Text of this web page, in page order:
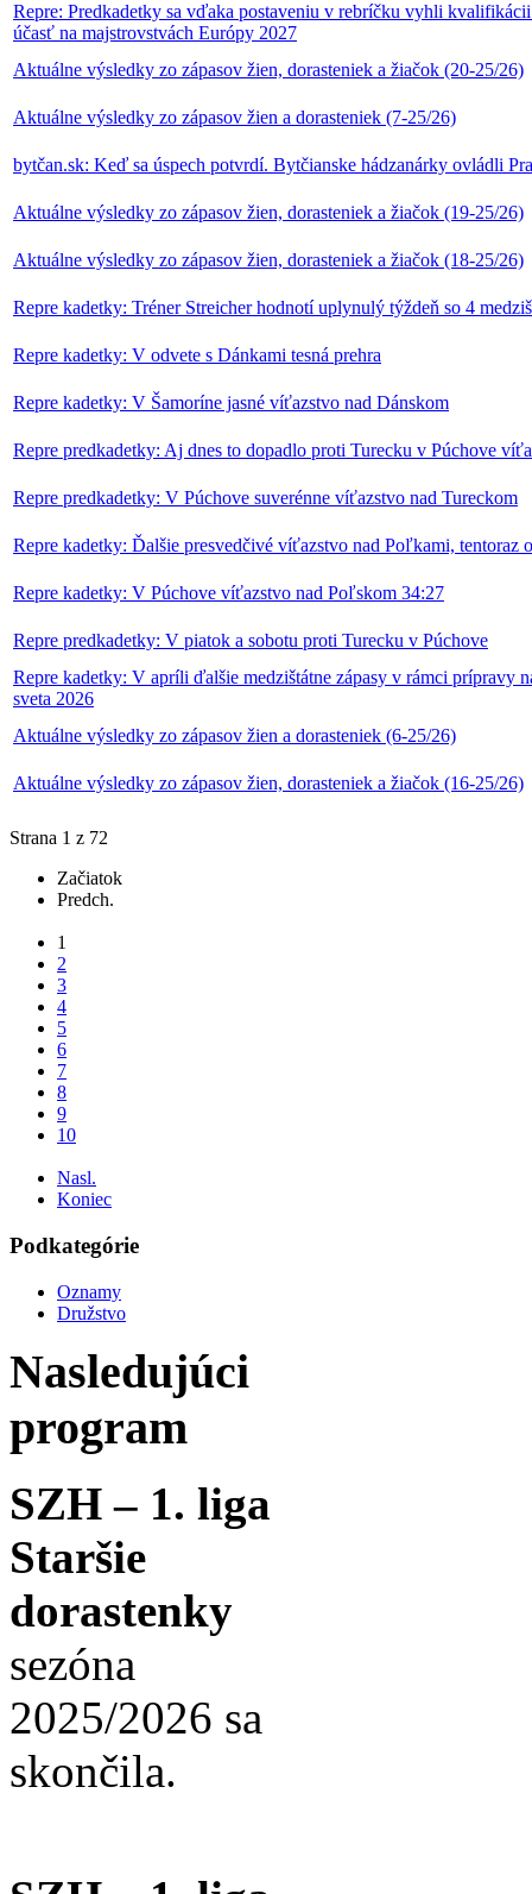
Repre: Predkadetky sa vďaka postaveniu v rebríčku vyhli
účasť na majstrovstvách Európy 2027
Aktuálne výsledky zo zápasov žien, dorasteniek a žiačok (20-25/26)
Aktuálne výsledky zo zápasov žien a dorasteniek (7-25/26)
bytčan.sk: Keď sa úspech potvrdí. Bytčianske hádzanárky ovládli
Aktuálne výsledky zo zápasov žien, dorasteniek a žiačok (19-25/26)
Aktuálne výsledky zo zápasov žien, dorasteniek a žiačok (18-25/26)
Repre kadetky: Tréner Streicher hodnotí uplynulý týždeň so 4
Repre kadetky: V odvete s Dánkami tesná prehra
Repre kadetky: V Šamoríne jasné víťazstvo nad Dánskom
Repre predkadetky: Aj dnes to dopadlo proti Turecku v Púchove
Repre predkadetky: V Púchove suverénne víťazstvo nad Tureckom
Repre kadetky: Ďalšie presvedčivé víťazstvo nad Poľkami, tentoraz
Repre kadetky: V Púchove víťazstvo nad Poľskom 34:27
Repre predkadetky: V piatok a sobotu proti Turecku v Púchove
Repre kadetky: V apríli ďalšie medzištátne zápasy v rámci prípravy
sveta 2026
Aktuálne výsledky zo zápasov žien a dorasteniek (6-25/26)
Aktuálne výsledky zo zápasov žien, dorasteniek a žiačok (16-25/26)
Strana 1 z 72
Začiatok
Predch.
1
2
3
4
5
6
7
8
9
10
Nasl.
Koniec
Podkategórie
Oznamy
Družstvo
Nasledujúci
program
SZH – 1. liga
Staršie
dorastenky
sezóna
2025/2026 sa
skončila.